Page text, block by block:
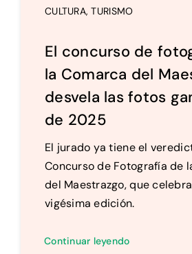
CULTURA,TURISMO
El concurso de
la Comarca del
desvela las fotos
de 2025
El jurado ya tiene el
Concurso de Fotografía de
del Maestrazgo, que
vigésima edición.
Continuar leyendo